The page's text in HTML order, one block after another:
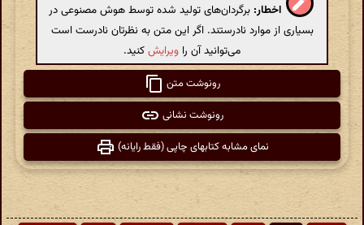
اخطار: برگردان‌های تولید شده توسط هوش مصنوعی در
بسیاری از موارد نادرستند. اگر این متن به نظرتان نادرست است
می‌توانید آن را ویرایشکنید.
رونوشت متن
رونوشت نشانی
نمای مشابه کتابهای چاپی (فقط رایانه)